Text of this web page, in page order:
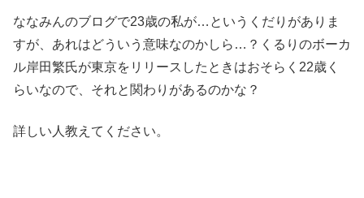
ななみんのブログで23歳の私が…というくだりがありま
すが、あれはどういう意味なのかしら…？くるりのボーカ
ル岸田繁氏が東京をリリースしたときはおそらく22歳く
らいなので、それと関わりがあるのかな？
詳しい人教えてください。